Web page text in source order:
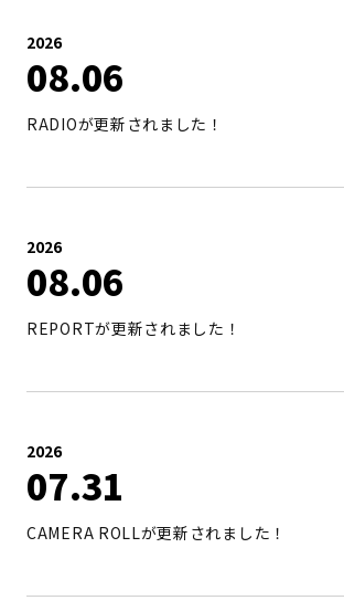
2026
08 06
RADIOが更新されました！
2026
08 06
REPORTが更新されました！
2026
07 31
CAMERA ROLLが更新されました！